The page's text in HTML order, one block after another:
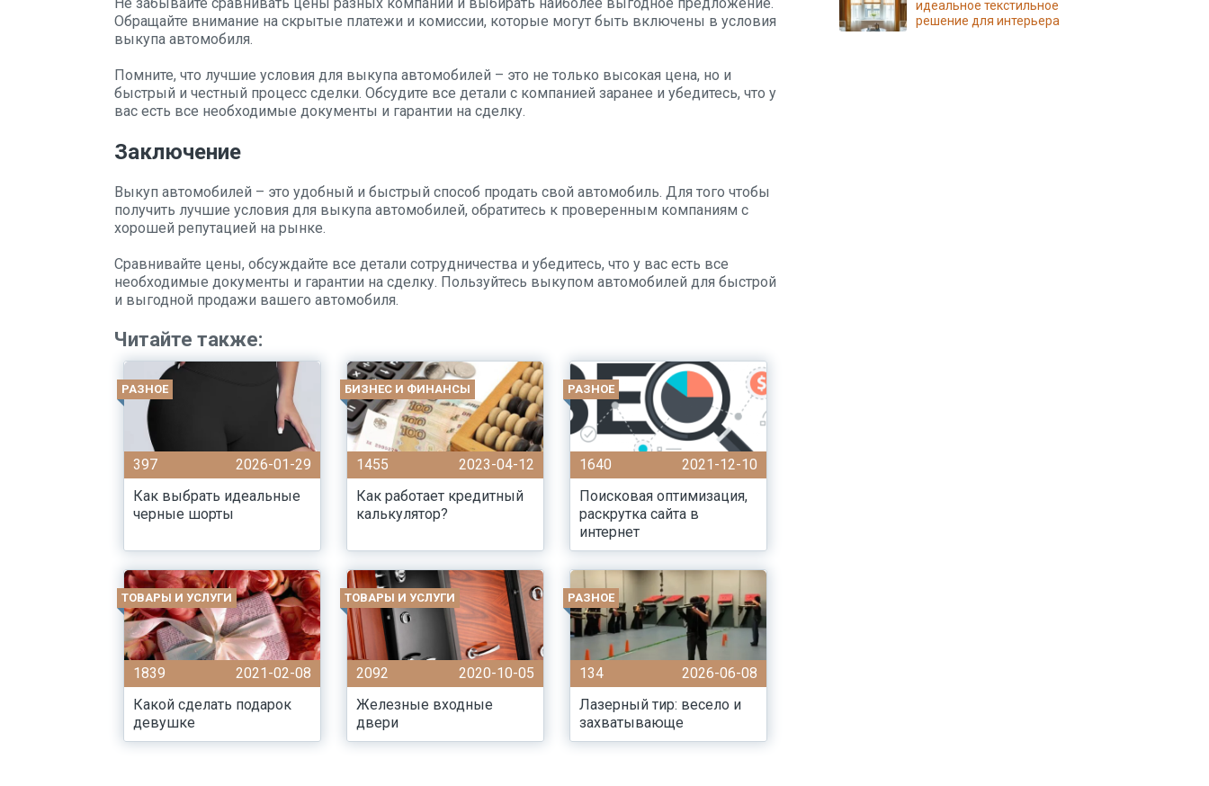
Обращайте внимание на скрытые платежи и комиссии, которые могут быть включены в условия
выкупа автомобиля.
Помните, что лучшие условия для выкупа автомобилей – это не только высокая цена, но и
быстрый и честный процесс сделки. Обсудите все детали с компанией заранее и убедитесь, что у
вас есть все необходимые документы и гарантии на сделку.
Заключение
Выкуп автомобилей – это удобный и быстрый способ продать свой автомобиль. Для того чтобы
получить лучшие условия для выкупа автомобилей, обратитесь к проверенным компаниям с
хорошей репутацией на рынке.
Сравнивайте цены, обсуждайте все детали сотрудничества и убедитесь, что у вас есть все
необходимые документы и гарантии на сделку. Пользуйтесь выкупом автомобилей для быстрой
и выгодной продажи вашего автомобиля.
Читайте также:
РАЗНОЕ
397
2026-01-29
Как выбрать идеальные
черные шорты
БИЗНЕС И ФИНАНСЫ
1455
2023-04-12
Как работает кредитный
калькулятор?
РАЗНОЕ
1640
2021-12-10
Поисковая оптимизация,
раскрутка сайта в
интернет
ТОВАРЫ И УСЛУГИ
1839
2021-02-08
Какой сделать подарок
девушке
ТОВАРЫ И УСЛУГИ
2092
2020-10-05
Железные входные
двери
РАЗНОЕ
134
2026-06-08
Лазерный тир: весело и
захватывающе
идеальное текстильное
решение для интерьера